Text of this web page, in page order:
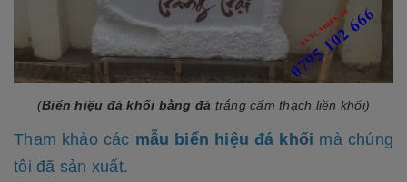
(Biển hiệu đá khối bằng đá trắng cẩm thạch liền khối)
Tham khảo các mẫu biển hiệu đá khối mà chúng
tôi đã sản xuất.